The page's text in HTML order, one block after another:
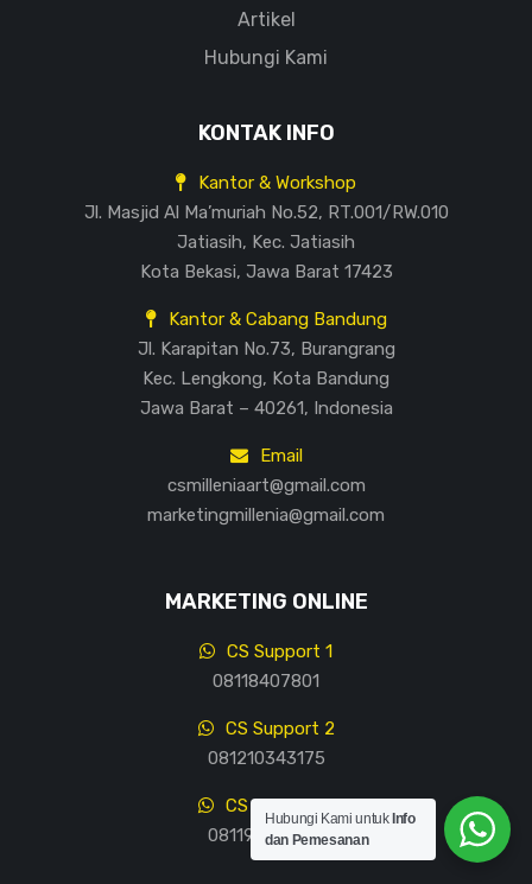
Artikel
Hubungi Kami
KONTAK INFO
Kantor & Workshop
Jl. Masjid Al Ma’muriah No.52, RT.001/RW.010
Jatiasih, Kec. Jatiasih
Kota Bekasi, Jawa Barat 17423
Kantor & Cabang Bandung
Jl. Karapitan No.73, Burangrang
Kec. Lengkong, Kota Bandung
Jawa Barat – 40261, Indonesia
Email
csmilleniaart@gmail.com
marketingmillenia@gmail.com
MARKETING ONLINE
CS Support 1
08118407801
CS Support 2
081210343175
CS Support 3
081196967801
Hubungi Kami untuk Info
dan Pemesanan